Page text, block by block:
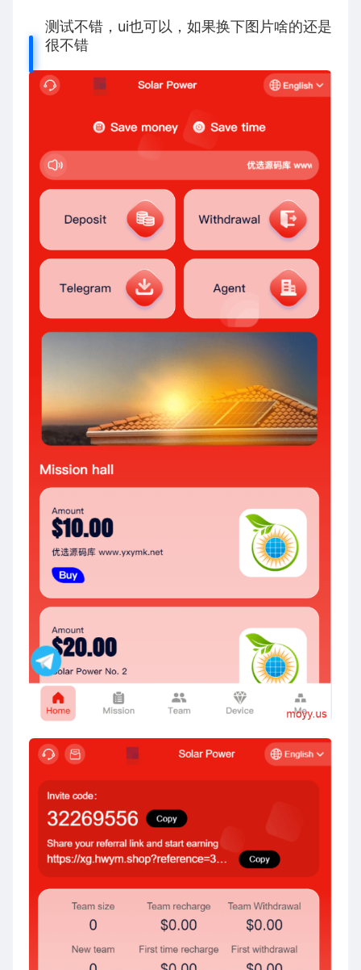
测试不错，ui也可以，如果换下图片啥的还是
很不错